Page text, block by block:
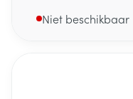
Niet beschikbaar